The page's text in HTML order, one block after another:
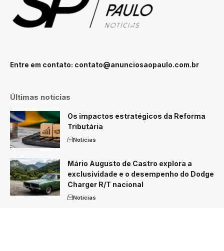
Entre em contato: contato@anunciosaopaulo.com.br
Últimas notícias
Os impactos estratégicos da Reforma
Tributária
Notícias
Mário Augusto de Castro explora a
exclusividade e o desempenho do Dodge
Charger R/T nacional
Notícias